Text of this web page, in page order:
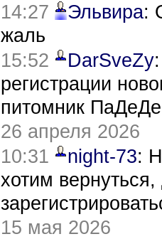
14:27
Эльвира:
жаль
15:52
DarSveZy
регистрации
питомник
26 апреля 2026
10:31
night-73:
хотим
15 мая 2026